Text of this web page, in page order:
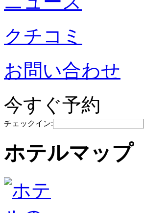
クチコミ
お問い合わせ
今すぐ予約
チェックイン:
ホテルマップ